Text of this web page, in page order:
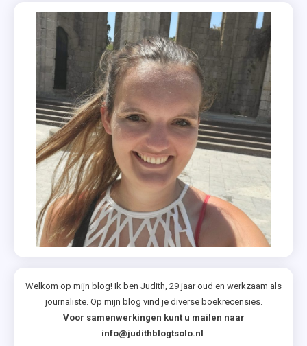
Welkom op mijn blog! Ik ben Judith, 29 jaar oud en werkzaam als
journaliste. Op mijn blog vind je diverse boekrecensies.
Voor samenwerkingen kunt u mailen naar
info@judithblogtsolo.nl